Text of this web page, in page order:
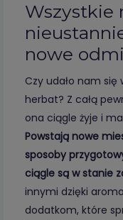
Wszystkie
nowe
Czy udało nam
herbat? Z całą
ona ciągle żyje i
Powstają nowe
sposoby
ciągle są w stanie
innymi dzięki
dodatkom, które